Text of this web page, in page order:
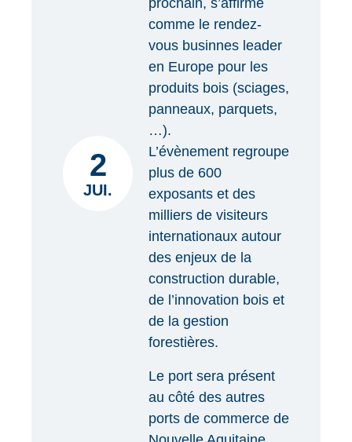
2
JUI.
prochain, s’affirme
comme le rendez-
vous businnes leader
en Europe pour les
produits bois (sciages,
panneaux, parquets,
…).
L’évènement regroupe
plus de 600
exposants et des
milliers de visiteurs
internationaux autour
des enjeux de la
construction durable,
de l’innovation bois et
de la gestion
forestières.
Le port sera présent
au côté des autres
ports de commerce de